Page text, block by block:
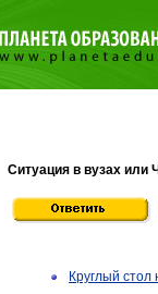
Ситуация в вузах или
Круглый